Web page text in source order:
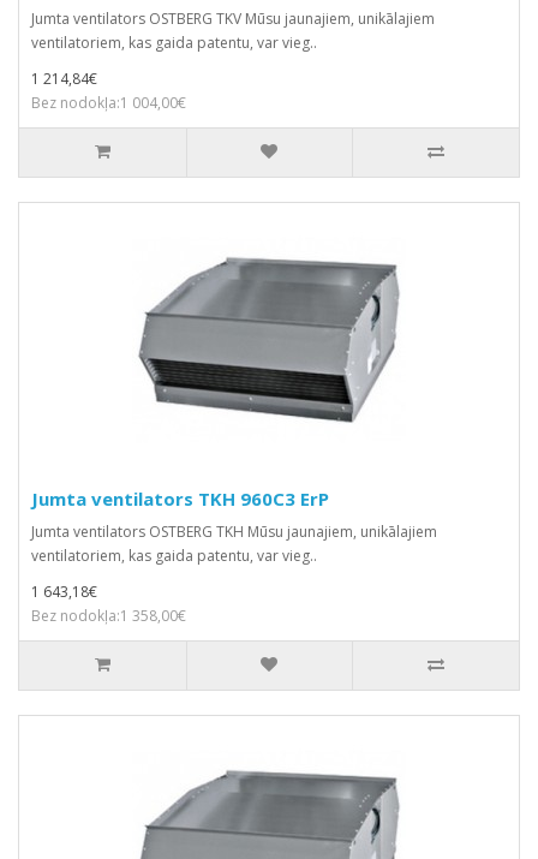
Jumta ventilators OSTBERG TKV Mūsu jaunajiem, unikālajiem
ventilatoriem, kas gaida patentu, var vieg..
1 214,84€
Bez nodokļa:1 004,00€
Jumta ventilators TKH 960C3 ErP
Jumta ventilators OSTBERG TKH Mūsu jaunajiem, unikālajiem
ventilatoriem, kas gaida patentu, var vieg..
1 643,18€
Bez nodokļa:1 358,00€